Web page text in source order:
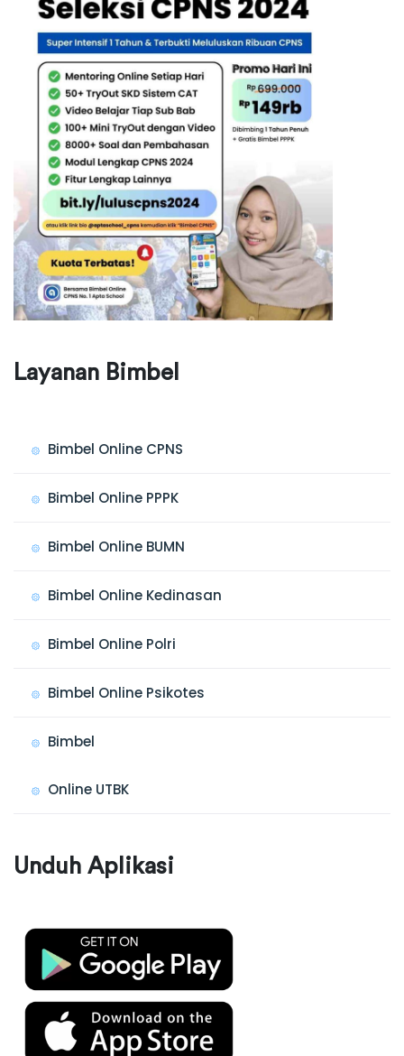
Layanan Bimbel
Bimbel Online CPNS
Bimbel Online PPPK
Bimbel Online BUMN
Bimbel Online Kedinasan
Bimbel Online Polri
Bimbel Online Psikotes
Bimbel
Online UTBK
Unduh Aplikasi